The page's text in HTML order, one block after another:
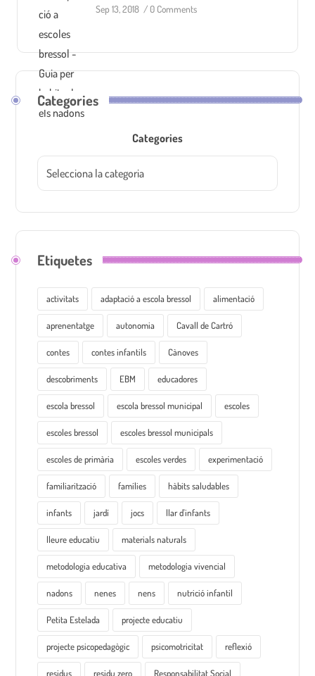
Sep 13, 2018 /0 Comments
Categories
Categories
Etiquetes
activitats adaptació a escola bressol alimentació
aprenentatge autonomia Cavall de Cartró
contes contes infantils Cànoves
descobriments EBM educadores
escola bressol escola bressol municipal escoles
escoles bressol escoles bressol municipals
escoles de primària escoles verdes experimentació
familiarització famílies hàbits saludables
infants jardí jocs llar d'infants
lleure educatiu materials naturals
metodologia educativa metodologia vivencial
nadons nenes nens nutrició infantil
Petita Estelada projecte educatiu
projecte psicopedagògic psicomotricitat reflexió
residus residu zero Responsabilitat Social